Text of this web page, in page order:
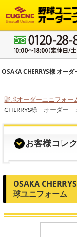
OSAKA CHERRYS様 オー
野球オーダーユニフォー
CHERRYS様 オーダー
お客様コレ
OSAKA
球ユニフォーム